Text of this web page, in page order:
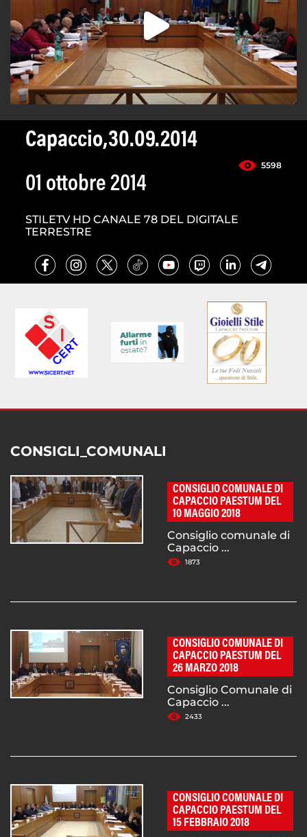
Capaccio,30.09.2014
5598
01 ottobre 2014
STILETV HD CANALE 78 DEL DIGITALE
TERRESTRE
CONSIGLI_COMUNALI
CONSIGLIO COMUNALE DI
CAPACCIO PAESTUM DEL
10 MAGGIO 2018
Consiglio comunale di
Capaccio ...
1873
CONSIGLIO COMUNALE DI
CAPACCIO PAESTUM DEL
26 MARZO 2018
Consiglio Comunale di
Capaccio ...
2433
CONSIGLIO COMUNALE DI
CAPACCIO PAESTUM DEL
15 FEBBRAIO 2018